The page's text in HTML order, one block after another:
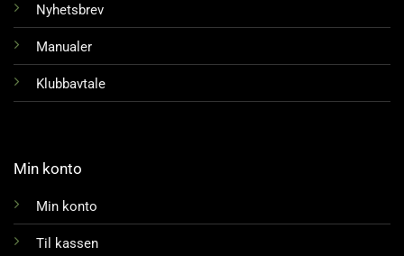
Nyhetsbrev
Manualer
Klubbavtale
Min konto
Min konto
Til kassen